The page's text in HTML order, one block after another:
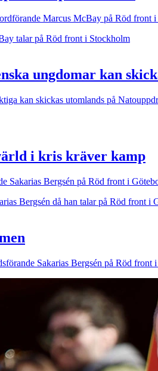
Marcus McBay på Röd front
ungdomar kan
kan skickas utomlands på
i kris kräver kamp
Sakarias Bergsén på Röd front i
Sakarias Bergsén på Röd